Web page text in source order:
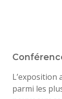
L’exposition
parmi les